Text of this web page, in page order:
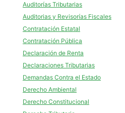
Auditorías Tributarias
Auditorias y Revisorías Fiscales
Contratación Estatal
Contratación Pública
Declaración de Renta
Declaraciones Tributarias
Demandas Contra el Estado
Derecho Ambiental
Derecho Constitucional